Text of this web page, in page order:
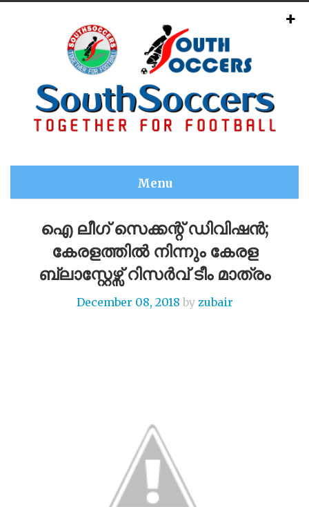
Menu
ഐ ലീഗ് സെക്കന്റ് ഡിവിഷൻ;
കേരളത്തിൽ നിന്നും കേരള
ബ്ലാസ്റ്റേഴ്സ് റിസർവ് ടീം മാത്രം
December 08, 2018 by zubair